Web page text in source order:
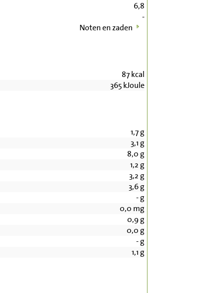
6,8
-
Noten en zaden
87kcal
365kJoule
1,7g
3,1 g
8,0 g
1,2 g
3,2 g
3,6g
-g
0,0 mg
0,9g
0,0 g
-g
1,1 g